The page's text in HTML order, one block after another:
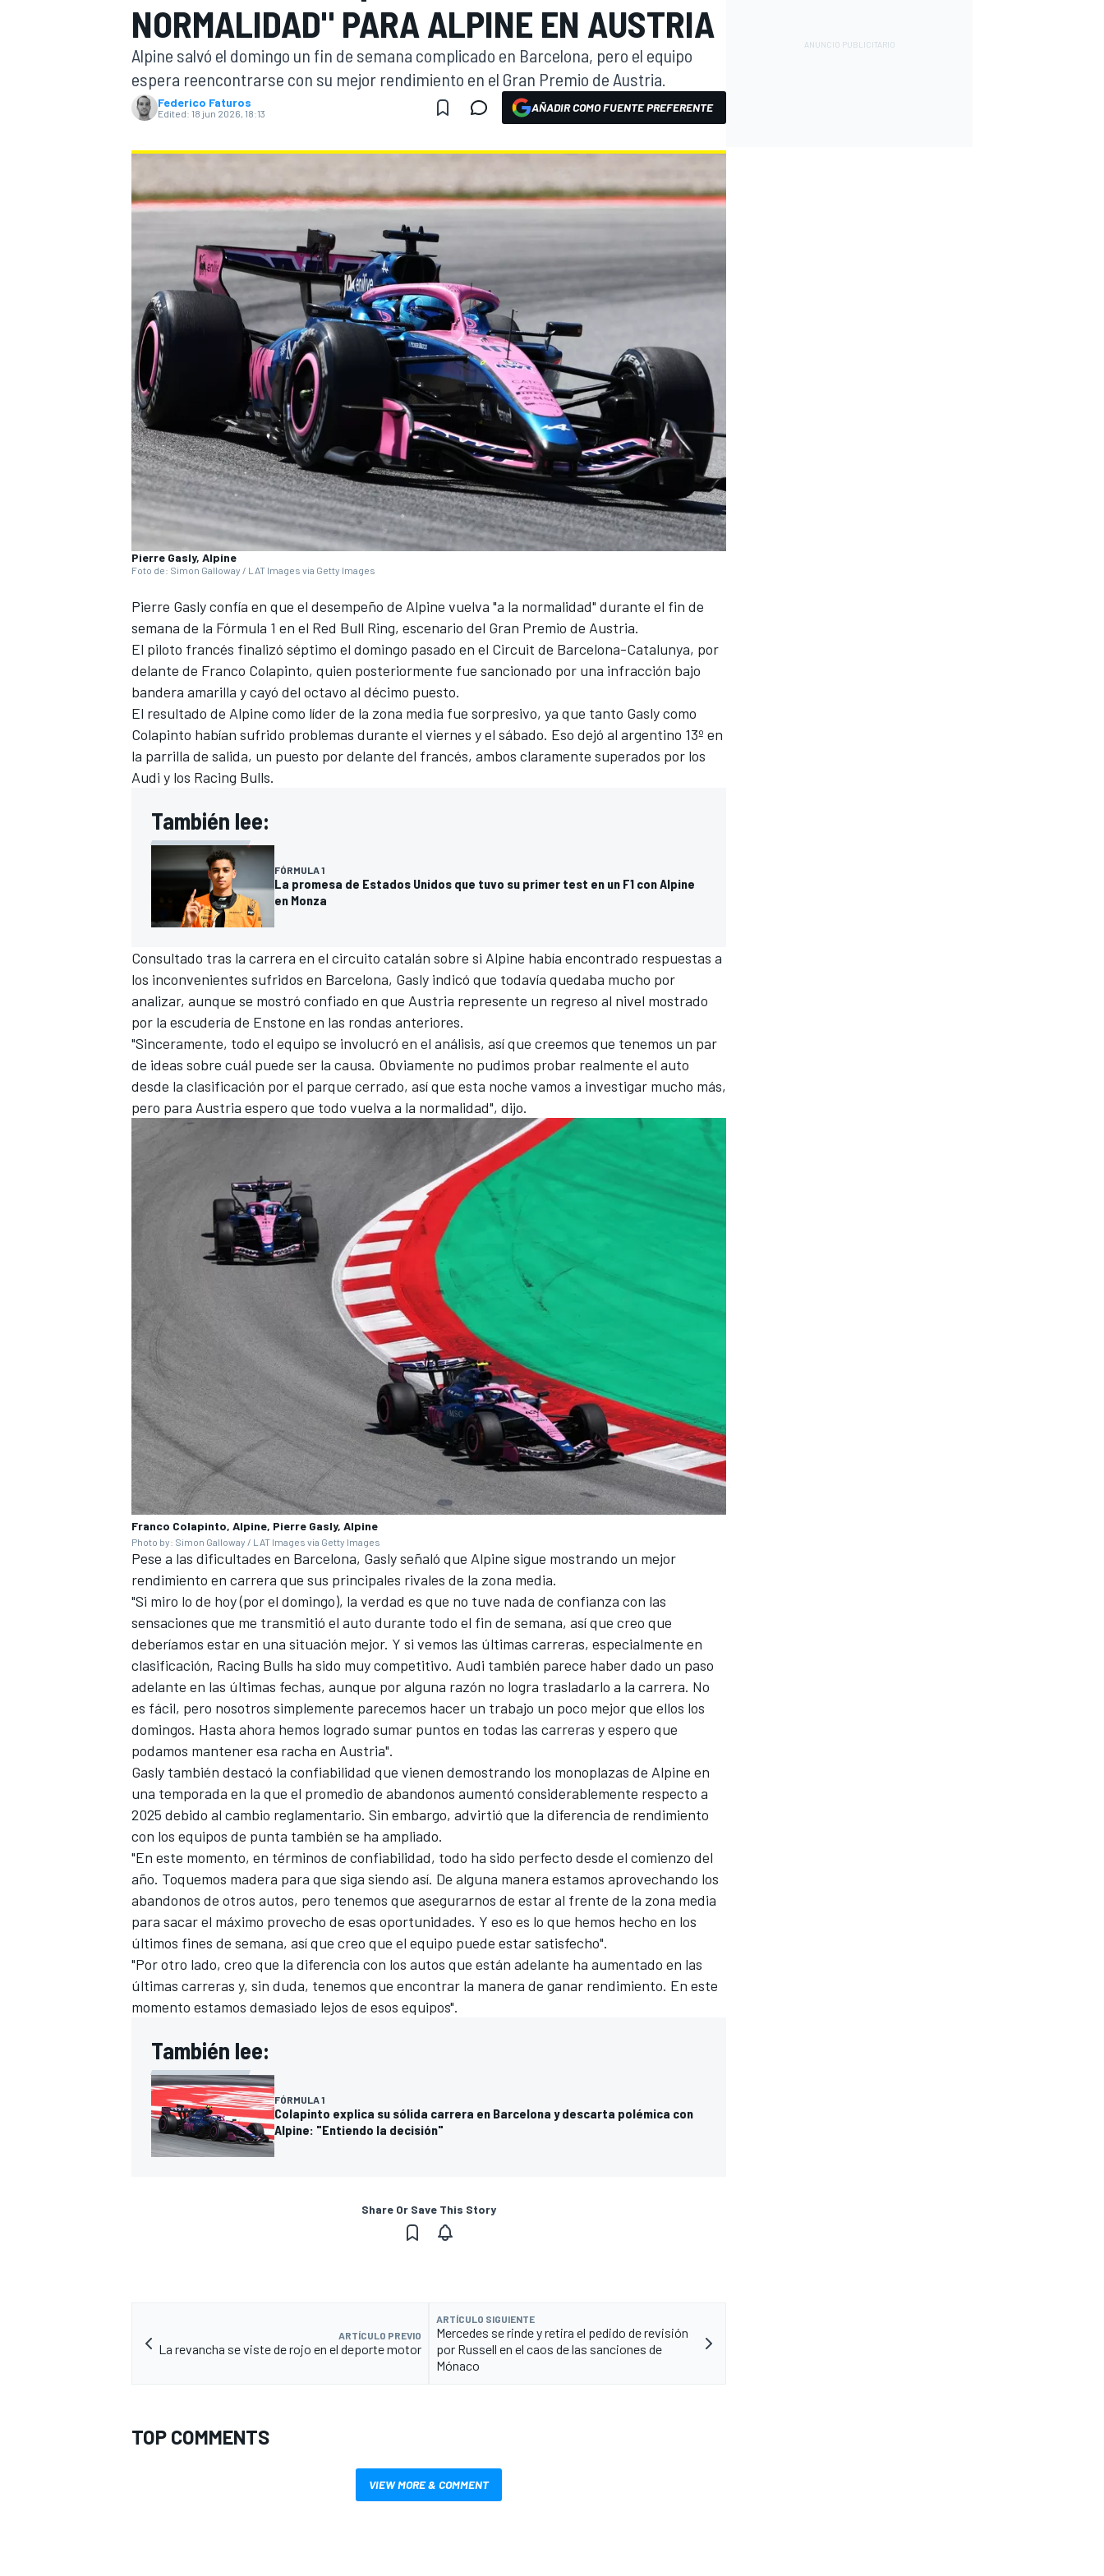
FÓRMULA E MOTO
MÁS
NORMALIDAD" PARA ALPINE EN AUSTRIA
Alpine salvó el domingo un fin de semana complicado en Barcelona, pero el equipo
espera reencontrarse con su mejor rendimiento en el Gran Premio de Austria.
Federico Faturos
Edited: 18 jun 2026, 18:13 AÑADIR COMO FUENTE PREFERENTE
Pierre Gasly, Alpine
Foto de: Simon Galloway / LAT Images via Getty Images
Pierre Gaslyconfía en que el desempeño de Alpine vuelva "a la normalidad" durante el fin de
semana de la Fórmula 1 en el Red Bull Ring, escenario del Gran Premio de Austria.
El piloto francés finalizó séptimo el domingo pasado en el Circuit de Barcelona-Catalunya, por
delante de Franco Colapinto, quien posteriormente fue sancionado por una infracción bajo
bandera amarilla y cayó del octavo al décimo puesto.
El resultado de Alpine como líder de la zona media fue sorpresivo, ya que tanto Gasly como
Colapinto habían sufrido problemas durante el viernes y el sábado. Eso dejó al argentino 13º en
la parrilla de salida, un puesto por delante del francés, ambos claramente superados por los
Audi y los Racing Bulls.
También lee:
FÓRMULA 1
La promesa de Estados Unidos que tuvo su primer test en un F1 con Alpine
en Monza
Consultado tras la carrera en el circuito catalán sobre si Alpine había encontrado respuestas a
los inconvenientes sufridos en Barcelona, Gasly indicó que todavía quedaba mucho por
analizar, aunque se mostró confiado en que Austria represente un regreso al nivel mostrado
por la escudería de Enstone en las rondas anteriores.
"Sinceramente, todo el equipo se involucró en el análisis, así que creemos que tenemos un par
de ideas sobre cuál puede ser la causa. Obviamente no pudimos probar realmente el auto
desde la clasificación por el parque cerrado, así que esta noche vamos a investigar mucho más,
pero para Austria espero que todo vuelva a la normalidad", dijo.
Franco Colapinto, Alpine, Pierre Gasly, Alpine
Photo by: Simon Galloway / LAT Images via Getty Images
Pese a las dificultades en Barcelona, Gasly señaló que Alpine sigue mostrando un mejor
rendimiento en carrera que sus principales rivales de la zona media.
"Si miro lo de hoy (por el domingo), la verdad es que no tuve nada de confianza con las
sensaciones que me transmitió el auto durante todo el fin de semana, así que creo que
deberíamos estar en una situación mejor. Y si vemos las últimas carreras, especialmente en
clasificación, Racing Bulls ha sido muy competitivo. Audi también parece haber dado un paso
adelante en las últimas fechas, aunque por alguna razón no logra trasladarlo a la carrera. No
es fácil, pero nosotros simplemente parecemos hacer un trabajo un poco mejor que ellos los
domingos. Hasta ahora hemos logrado sumar puntos en todas las carreras y espero que
podamos mantener esa racha en Austria".
Gasly también destacó la confiabilidad que vienen demostrando los monoplazas de Alpine en
una temporada en la que el promedio de abandonos aumentó considerablemente respecto a
2025 debido al cambio reglamentario. Sin embargo, advirtió que la diferencia de rendimiento
con los equipos de punta también se ha ampliado.
"En este momento, en términos de confiabilidad, todo ha sido perfecto desde el comienzo del
año. Toquemos madera para que siga siendo así. De alguna manera estamos aprovechando los
abandonos de otros autos, pero tenemos que asegurarnos de estar al frente de la zona media
para sacar el máximo provecho de esas oportunidades. Y eso es lo que hemos hecho en los
últimos fines de semana, así que creo que el equipo puede estar satisfecho".
"Por otro lado, creo que la diferencia con los autos que están adelante ha aumentado en las
últimas carreras y, sin duda, tenemos que encontrar la manera de ganar rendimiento. En este
momento estamos demasiado lejos de esos equipos".
También lee:
FÓRMULA 1
Colapinto explica su sólida carrera en Barcelona y descarta polémica con
Alpine: "Entiendo la decisión"
Share Or Save This Story
ARTÍCULO PREVIO
La revancha se viste de rojo en el deporte motor
ARTÍCULO SIGUIENTE
Mercedes se rinde y retira el pedido de revisión
por Russell en el caos de las sanciones de
Mónaco
TOP COMMENTS
VIEW MORE & COMMENT